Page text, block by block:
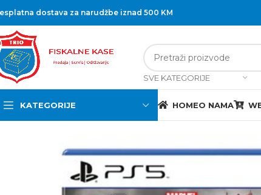
dostava za narudžbe iznad 500 KM
SVE KATEGORIJE
KATEGORIJE HOMEO NAMA